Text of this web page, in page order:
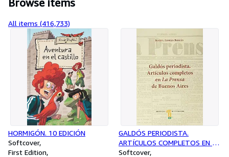
Browse items
All items (416,733)
HORMIGÓN. 10 EDICIÓN
Softcover
First Edition
GALDÓS PERIODISTA.
ARTÍCULOS COMPLETOS EN LA
PRENSA DE BUENOS AIRES
Softcover